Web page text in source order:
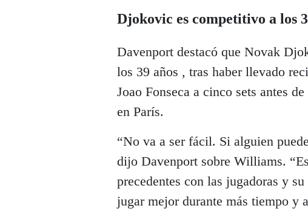
Djokovic es competitivo a los
Davenport destacó que Novak
los 39 años , tras haber llevado
Joao Fonseca a cinco sets antes
en París.
“No va a ser fácil. Si alguien
dijo Davenport sobre Williams.
precedentes con las jugadoras y
jugar mejor durante más tiempo y